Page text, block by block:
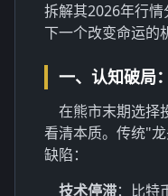
拆解其2026年行
下一个改变命运的
一、认知破局
在熊市末期选择
看清本质。传统"
缺陷：
技术停滞：比特